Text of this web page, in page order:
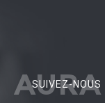
AURA
SUIVEZ-NOUS